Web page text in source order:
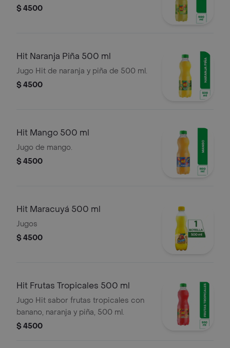
$ 4500
Hit Naranja Piña 500 ml
Jugo Hit de naranja y piña de 500 ml.
$ 4500
Hit Mango 500 ml
Jugo de mango.
$ 4500
Hit Maracuyá 500 ml
Jugos
$ 4500
Hit Frutas Tropicales 500 ml
Jugo Hit sabor frutas tropicales con
banano, naranja y piña, 500 ml.
$ 4500